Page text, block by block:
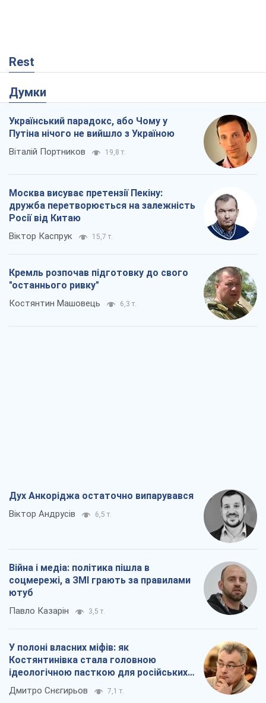
Rest
Думки
Український парадокс, або Чому у
Путіна нічого не вийшло з Україною
Віталій Портников 19,8 т.
Москва висуває претензії Пекіну:
дружба перетворюється на залежність
Росії від Китаю
Віктор Каспрук 15,7 т.
Кремль розпочав підготовку до свого
"останнього ривку"
Костянтин Машовець 6,3 т.
Дух Анкоріджа остаточно випарувався
Віктор Андрусів 6,5 т.
Війна і медіа: політика пішла в
соцмережі, а ЗМІ грають за правилами
ютуб
Павло Казарін 3,5 т.
У полоні власних міфів: як
Костянтинівка стала головною
ідеологічною пасткою для російських
окупантів
Дмитро Снєгирьов 7,1 т.